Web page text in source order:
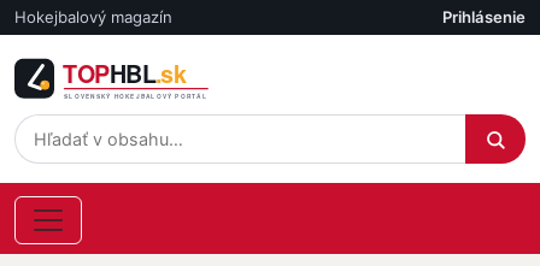
Skočiť na hlavný obsah
Hokejbalový magazín Účet
Prihlásenie